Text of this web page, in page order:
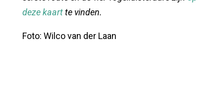
deze kaartte vinden.
Foto: Wilco van der Laan